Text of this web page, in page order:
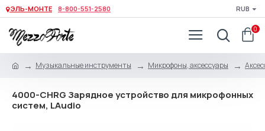
ЭЛЬ-МОНТЕ 8-800-551-2580 RUB
0
Музыкальные инструменты Микрофоны, аксессуары
4000-CHRG Зарядное устройство для микрофонных
систем, LAudio